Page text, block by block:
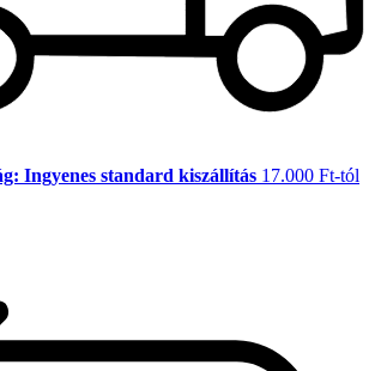
Ingyenes standard kiszállítás 17.000 Ft-tól